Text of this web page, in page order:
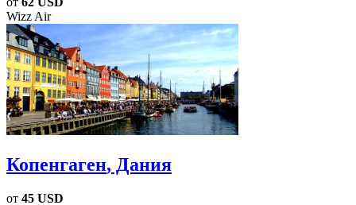
Wizz Air
Копенгаген, Дания
от 45 USD